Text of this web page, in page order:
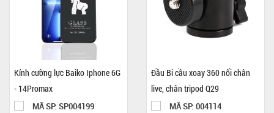
Kính cường lực Baiko Iphone 6G
- 14Promax
MÃ SP: SP004199
Đầu Bi cầu xoay 360 nối chân
live, chân tripod Q29
MÃ SP: 004114